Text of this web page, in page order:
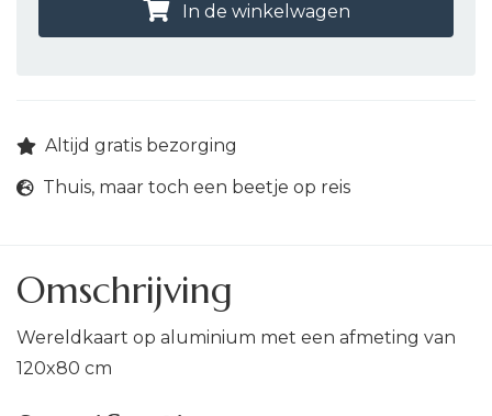
In de winkelwagen
Altijd gratis bezorging
Thuis, maar toch een beetje op reis
Omschrijving
Wereldkaart op aluminium met een afmeting van
120x80 cm